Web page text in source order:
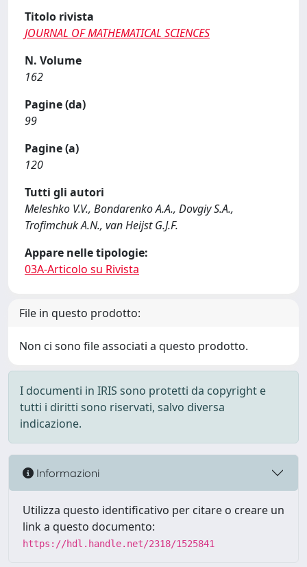
Titolo rivista
JOURNAL OF MATHEMATICAL SCIENCES
N. Volume
162
Pagine (da)
99
Pagine (a)
120
Tutti gli autori
Meleshko V.V., Bondarenko A.A., Dovgiy S.A.,
Trofimchuk A.N., van Heijst G.J.F.
Appare nelle tipologie:
03A-Articolo su Rivista
File in questo prodotto:
Non ci sono file associati a questo prodotto.
I documenti in IRIS sono protetti da copyright e
tutti i diritti sono riservati, salvo diversa
indicazione.
Informazioni
Utilizza questo identificativo per citare o creare un
link a questo documento:
https://hdl.handle.net/2318/1525841